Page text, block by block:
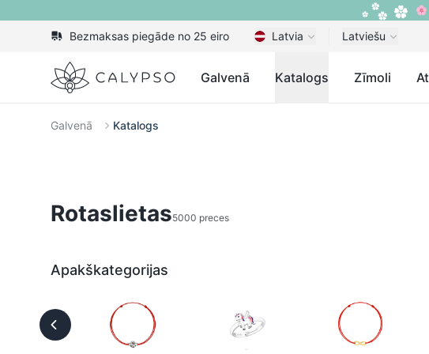
🌸
Bezmaksas piegāde no 25 eiro Latvia Latviešu
Calypso Galvenā Katalogs Zīmoli
Galvenā Katalogs
Rotaslietas5000 preces
Apakškategorijas